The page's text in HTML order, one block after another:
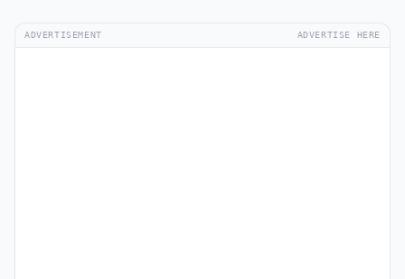
ADVERTISEMENT ADVERTISE HERE